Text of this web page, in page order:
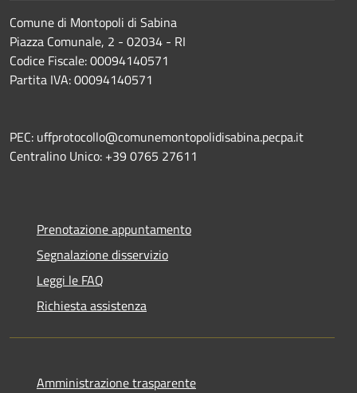
Comune di Montopoli di Sabina
Piazza Comunale, 2 - 02034 - RI
Codice Fiscale: 00094140571
Partita IVA: 00094140571
PEC: uffprotocollo@comunemontopolidisabina.pecpa.it
Centralino Unico: +39 0765 27611
Prenotazione appuntamento
Segnalazione disservizio
Leggi le FAQ
Richiesta assistenza
Amministrazione trasparente